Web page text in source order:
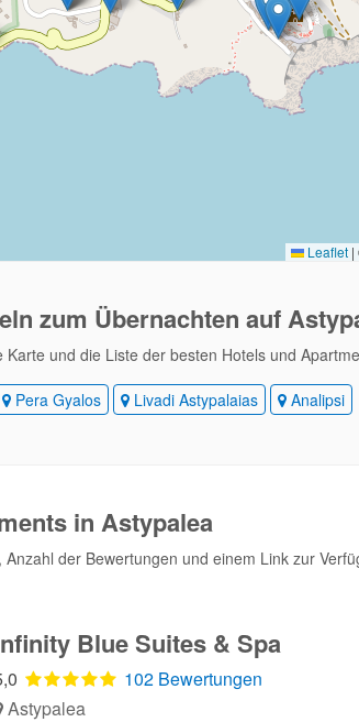
Leaflet |
zum Übernachten auf
und die Liste der besten Hotels und
Pera Gyalos Livadi Astypalaias Analipsi
in Astypalea
der Bewertungen und einem Link zur
Blue Suites & Spa
102 Bewertungen
Astypalea